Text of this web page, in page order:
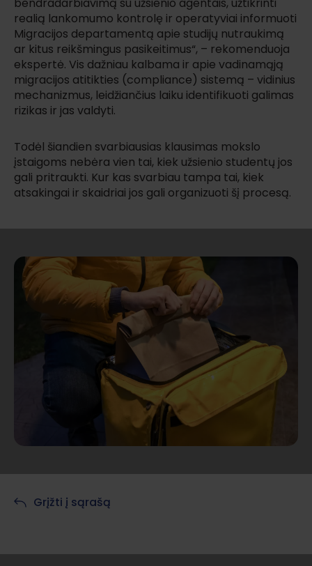
realią lankomumo kontrolę ir operatyviai informuoti
Migracijos departamentą apie studijų nutraukimą
ar kitus reikšmingus pasikeitimus“, – rekomenduoja
ekspertė. Vis dažniau kalbama ir apie vadinamąją
migracijos atitikties (compliance) sistemą – vidinius
mechanizmus, leidžiančius laiku identifikuoti galimas
rizikas ir jas valdyti.
Todėl šiandien svarbiausias klausimas mokslo
įstaigoms nebėra vien tai, kiek užsienio studentų jos
gali pritraukti. Kur kas svarbiau tampa tai, kiek
atsakingai ir skaidriai jos gali organizuoti šį procesą.
Grįžti į sąrašą